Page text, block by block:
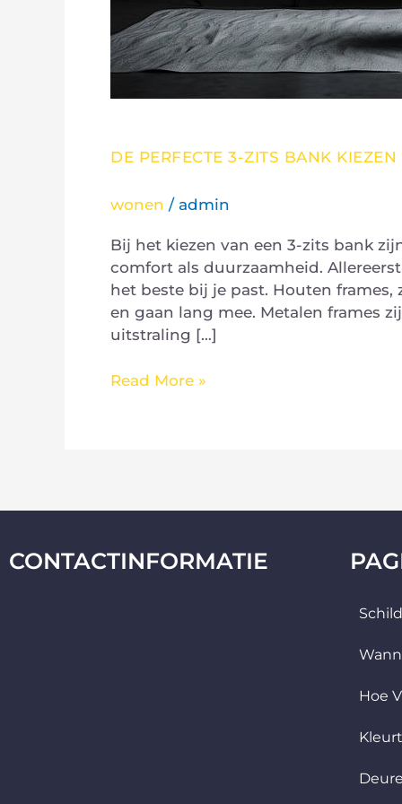
DE PERFECTE 3-ZITS BANK
wonen / admin
Bij het kiezen van een 3-zits bank
comfort als duurzaamheid.
het beste bij je past. Houten
en gaan lang mee. Metalen frames
uitstraling […]
Read More »
CONTACTINFORMATIE
Hoe